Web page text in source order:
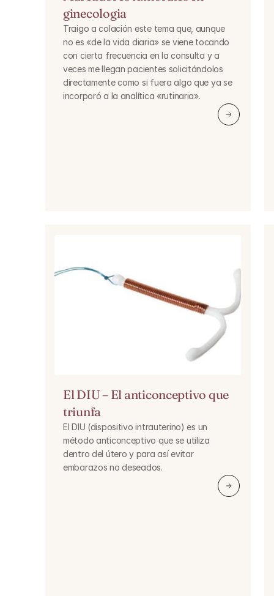
ginecologia
Traigo a colación este tema que, aunque
no es «de la vida diaria» se viene tocando
con cierta frecuencia en la consulta y a
veces me llegan pacientes solicitándolos
directamente como si fuera algo que ya se
incorporó a la analítica «rutinaria».
El DIU – El anticonceptivo que
triunfa
El DIU (dispositivo intrauterino) es un
método anticonceptivo que se utiliza
dentro del útero y para así evitar
embarazos no deseados.